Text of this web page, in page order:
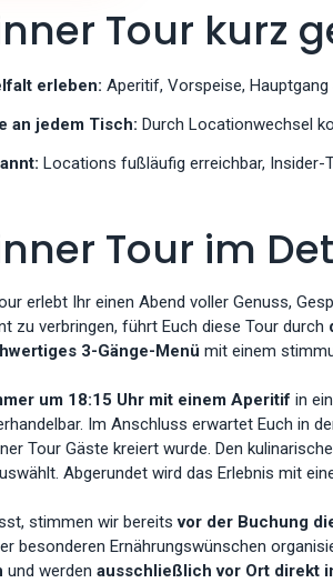
Tour kurz
erleben: Aperitif, Vorspeise,
an jedem Tisch:Durch Locationwechsel
Locations fußläufig erreichbar, Insider-
Tour im
erlebt Ihr einen Abend voller Genuss,
zu verbringen, führt Euch diese Tour durch
3-Gänge-Menümit einem
um 18:15 Uhr mit einem Aperitifin
Im Anschluss erwartet Euch in
Tour Gäste kreiert wurde. Den
Abgerundet wird das Erlebnis mit
stimmen wir bereitsvor der Buchung
besonderen Ernährungswünschen
und werdenausschließlich vor Ort direkt